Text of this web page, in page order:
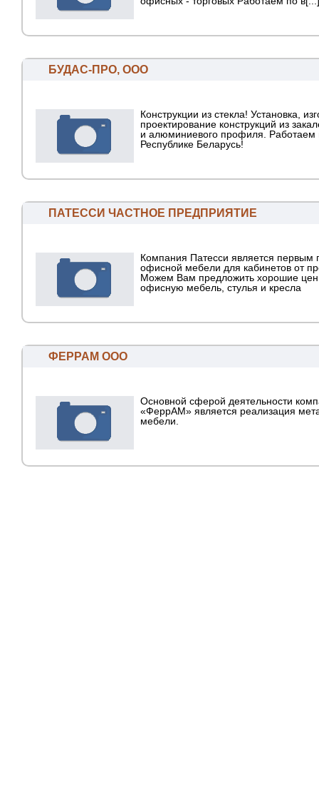
БУДАС-ПРО, ООО
Конструкции из стекла! Установка,
проектирование конструкций из
и алюминиевого профиля. Работаем
Республике Беларусь!
ПАТЕССИ ЧАСТНОЕ ПРЕДПРИЯТИЕ
Компания Патесси является первым
офисной мебели для кабинетов от
Можем Вам предложить хорошие
офисную мебель, стулья и кресла
ФЕРРАМ ООО
Основной сферой деятельности
«ФеррАМ» является реализация
мебели.